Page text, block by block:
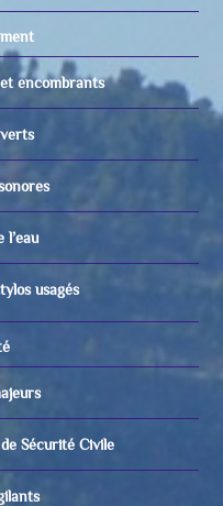
encombrants
l’eau
usagés
Sécurité Civile